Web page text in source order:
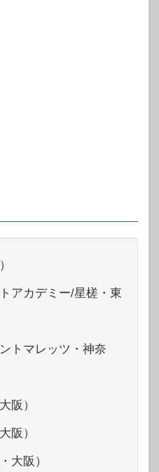
アカデミー/星槎・東
トマレッツ・神奈
阪）
阪）
大阪）